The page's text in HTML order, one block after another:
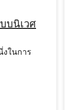
บนิเวศ
ในการ